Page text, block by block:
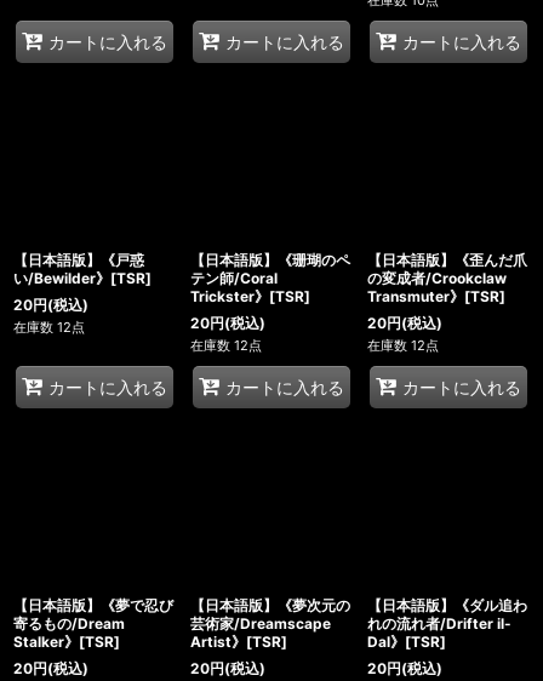
カートに入れる カートに入れる カートに入れる
【日本語版】《戸惑
い/Bewilder》[TSR]
20円(税込)
在庫数 12点
カートに入れる
【日本語版】《珊瑚のペ
テン師/Coral
Trickster》[TSR]
20円(税込)
在庫数 12点
カートに入れる
【日本語版】《歪んだ爪
の変成者/Crookclaw
Transmuter》[TSR]
20円(税込)
在庫数 12点
カートに入れる
【日本語版】《夢で忍び
寄るもの/Dream
Stalker》[TSR]
20円(税込)
【日本語版】《夢次元の
芸術家/Dreamscape
Artist》[TSR]
20円(税込)
【日本語版】《ダル追わ
れの流れ者/Drifter il-
Dal》[TSR]
20円(税込)